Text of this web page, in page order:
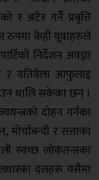
र अटेर गर्नेे प्रबृत्ति
रुपमा केही यूवाहरुले
निर्देशन अवज्ञा
र यतिवेला आफुलाइ
थालि सकेका छन् ।
दोहन गर्नका
र सत्ताका
स्वच्छ लोकतन्त्रका
दलहरू यसैमा